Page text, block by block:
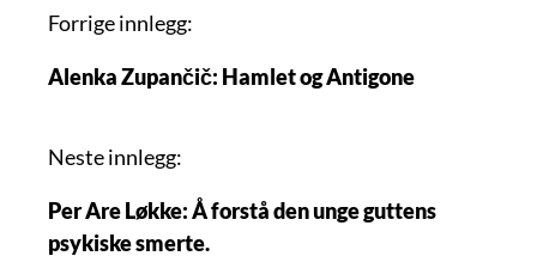
I
n
e
g
s
Forrige innlegg:
Alenka Zupančič: Hamlet og Antigone
Neste innlegg:
Per Are Løkke: Å forstå den unge guttens
psykiske smerte.